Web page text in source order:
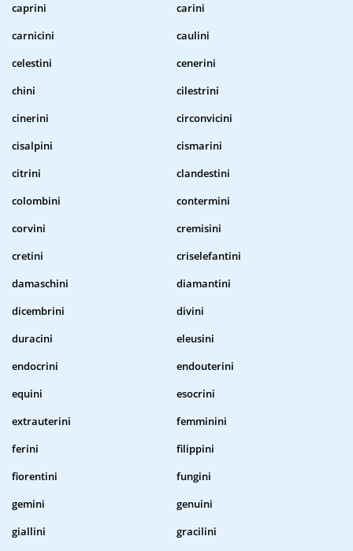
caprini
carini
carnicini
caulini
celestini
cenerini
chini
cilestrini
cinerini
circonvicini
cisalpini
cismarini
citrini
clandestini
colombini
contermini
corvini
cremisini
cretini
criselefantini
damaschini
diamantini
dicembrini
divini
duracini
eleusini
endocrini
endouterini
equini
esocrini
extrauterini
femminini
ferini
filippini
fiorentini
fungini
gemini
genuini
giallini
gracilini